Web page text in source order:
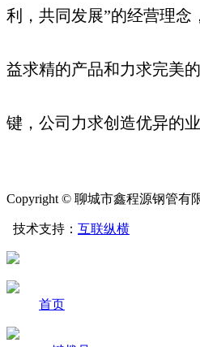
利，共同发展”的经营理念
益求精的产品和力求完美
键，公司力求创造优异的
Copyright © 聊城市鑫程源钢管有
技术支持： 互联纵横
首页